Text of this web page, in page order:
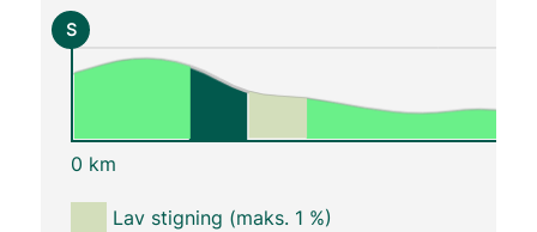
S
0 km
Lav stigning (maks. 1 %)